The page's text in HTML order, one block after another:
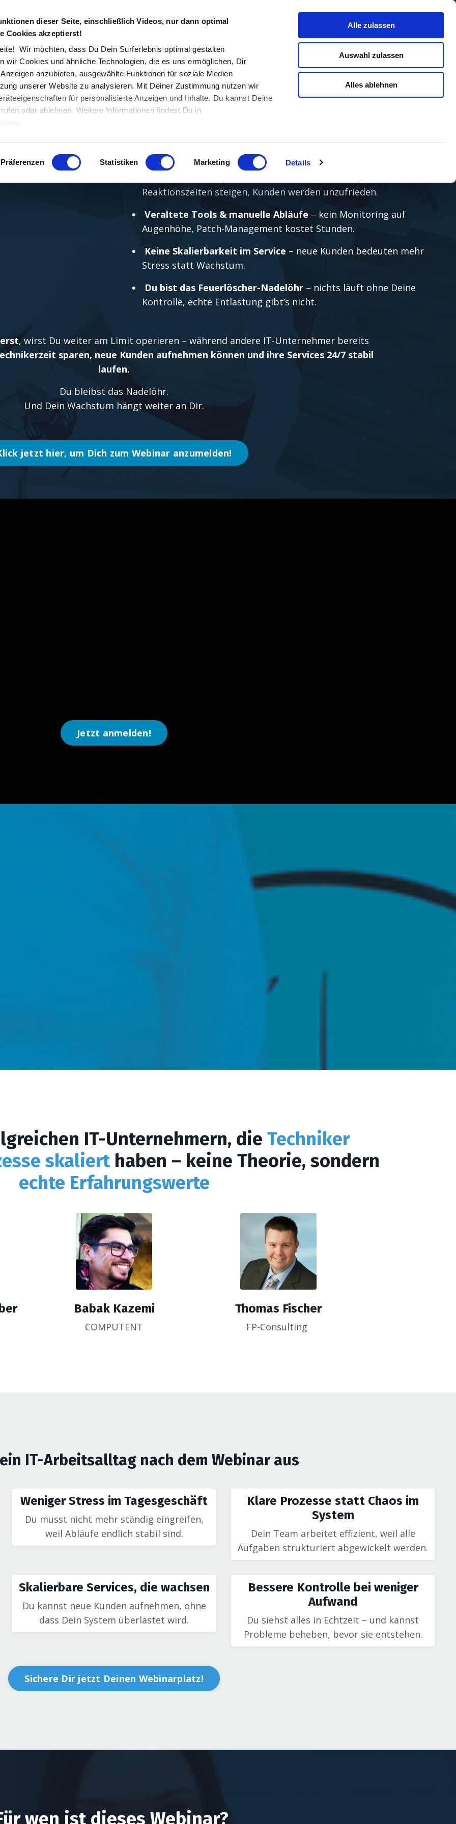
dieser Seite, einschließlich Videos, nur dann optimal
Cookies akzeptierst!
Wir möchten, dass Du Dein Surferlebnis optimal gestalten
wir Cookies und ähnliche Technologien, die es uns ermöglichen, Dir
anzubieten, ausgewählte Funktionen für soziale Medien
unserer Website zu analysieren. Mit Deiner Zustimmung nutzen wir
für personalisierte Anzeigen und Inhalte. Du kannst Deine
oder ablehnen. Weitere Informationen findest Du in
Präferenzen Statistiken Marketing Details
Alle zulassen
Auswahl zulassen
Alles ablehnen
mitAutomatisierungihre Technikerentlasten –
skalierbarmachen, ohne neues Personal
wie Du mit smarten Prozessen Deine IT-Services automatisierst, Technikerzeit zurückgewinnst
bekommst –ganz ohne Systemwechsel, teure Tools oder neues Personal.
Als IT-Unternehmer kämpfst Du mit diesen
Herausforderungen:
Reaktionszeiten steigen, Kunden werden unzufrieden.
Veraltete Tools & manuelle Abläufe – kein Monitoring auf
Augenhöhe, Patch-Management kostet Stunden.
Keine Skalierbarkeit im Service – neue Kunden bedeuten mehr
Stress statt Wachstum.
Du bist das Feuerlöscher-Nadelöhr – nichts läuft ohne Deine
Kontrolle, echte Entlastung gibt’s nicht.
, wirst Du weiter am Limit operieren – während andere IT-Unternehmer bereits
sparen, neue Kunden aufnehmen können und ihre Services 24/7 stabil
laufen.
Du bleibst das Nadelöhr.
Und Dein Wachstum hängt weiter an Dir.
jetzt hier, um Dich zum Webinar anzumelden!
Jetzt anmelden!
Erprobte Strategien
Strategien, die Du direkt in Deinem
IT-Unternehmern, die Techniker
skalierthaben – keine Theorie, sondern
echte Erfahrungswerte
Babak Kazemi
COMPUTENT
Thomas Fischer
FP-Consulting
IT-Arbeitsalltag nach dem Webinar aus
Weniger Stress im Tagesgeschäft
Du musst nicht mehr ständig eingreifen,
weil Abläufe endlich stabil sind.
Klare Prozesse statt Chaos im
System
Dein Team arbeitet effizient, weil alle
Aufgaben strukturiert abgewickelt werden.
Skalierbare Services, die wachsen
Du kannst neue Kunden aufnehmen, ohne
dass Dein System überlastet wird.
Bessere Kontrolle bei weniger
Aufwand
Du siehst alles in Echtzeit – und kannst
Probleme beheben, bevor sie entstehen.
Sichere Dir jetzt Deinen Webinarplatz!
wen ist dieses Webinar?